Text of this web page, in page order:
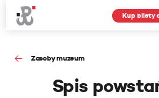
Kup bilety
Zasoby muzeum
Spis